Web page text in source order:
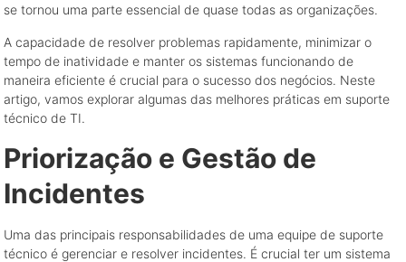
se tornou uma parte essencial de quase todas as organizações.
A capacidade de resolver problemas rapidamente, minimizar o
tempo de inatividade e manter os sistemas funcionando de
maneira eficiente é crucial para o sucesso dos negócios. Neste
artigo, vamos explorar algumas das melhores práticas em suporte
técnico de TI.
Priorização e Gestão de
Incidentes
Uma das principais responsabilidades de uma equipe de suporte
técnico é gerenciar e resolver incidentes. É crucial ter um sistema